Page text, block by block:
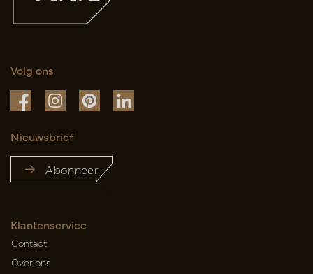
Volg ons
Nieuwsbrief
Abonneer
Klantenservice
Contact
Over ons